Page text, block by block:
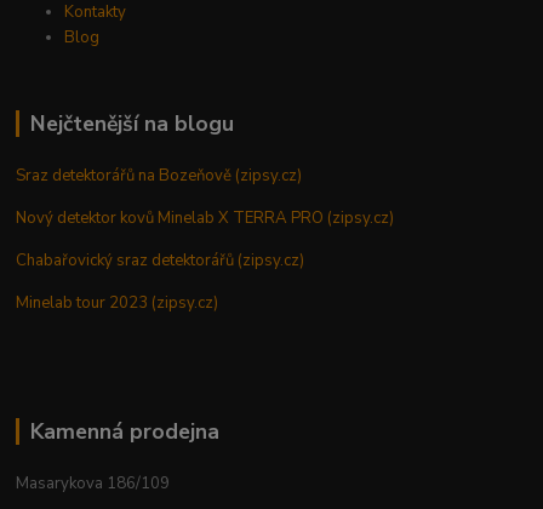
Kontakty
Blog
Nejčtenější na blogu
Sraz detektorářů na Bozeňově (zipsy.cz)
Nový detektor kovů Minelab X TERRA PRO (zipsy.cz)
Chabařovický sraz detektorářů (zipsy.cz)
Minelab tour 2023 (zipsy.cz)
Kamenná prodejna
Masarykova 186/109